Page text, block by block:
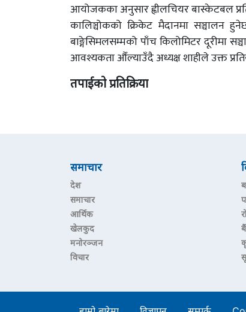
आयोजकका अनुसार ह्वीलचियर बास्केटबल
कालिञ्चोकको क्रिकेट मैदानमा सञ्चालन
बाङ्गेसिमलसम्मको पाँच किलोमिटर दूरीमा
आवश्यकता औँल्याउँदै अध्यक्ष शाहीले उक्त
तपाईको प्रतिक्रिया
समाचार
देश
समाचार
आर्थिक
खेलकुद
मनोरञ्जन
विचार